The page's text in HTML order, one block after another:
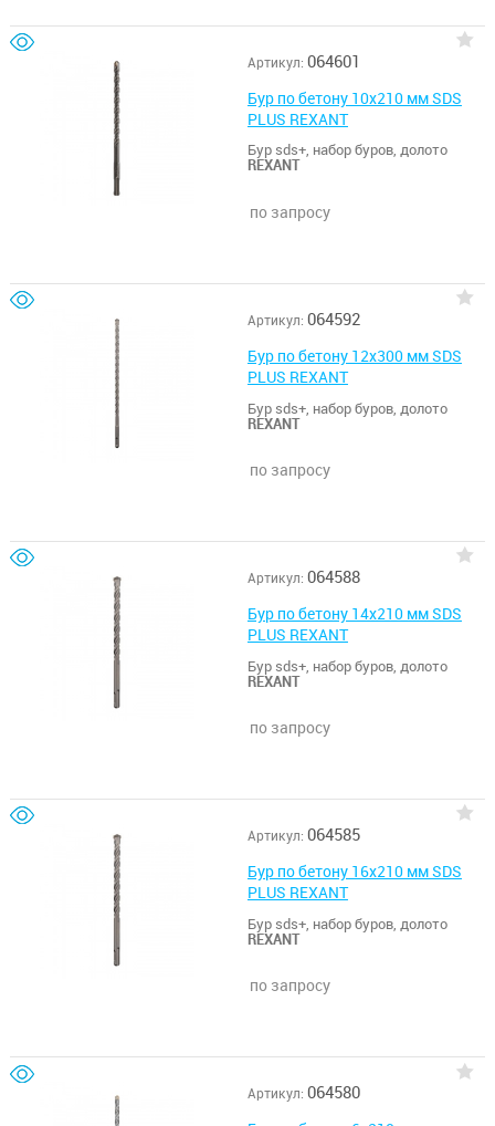
Артикул: 064601
Бур по бетону 10x210 мм SDS
PLUS REXANT
Бур sds+, набор буров, долото
REXANT
по запросу
Артикул: 064592
Бур по бетону 12х300 мм SDS
PLUS REXANT
Бур sds+, набор буров, долото
REXANT
по запросу
Артикул: 064588
Бур по бетону 14x210 мм SDS
PLUS REXANT
Бур sds+, набор буров, долото
REXANT
по запросу
Артикул: 064585
Бур по бетону 16x210 мм SDS
PLUS REXANT
Бур sds+, набор буров, долото
REXANT
по запросу
Артикул: 064580